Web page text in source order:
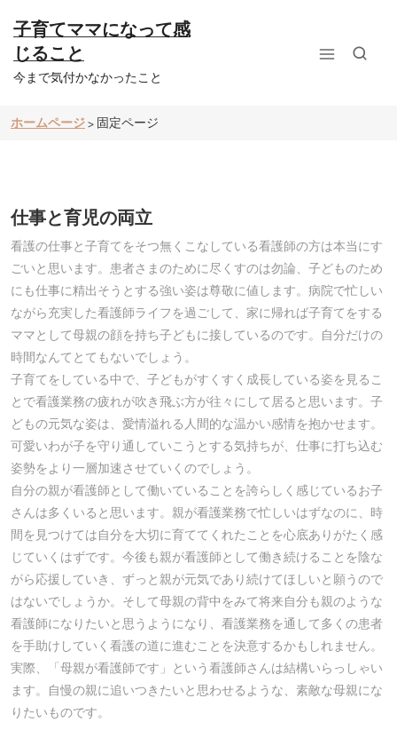
キ
子育てママになって感
じること
今まで気付かなかったこと
ホームページ> 固定ページ
仕事と育児の両立
看護の仕事と子育てをそつ無くこなしている看護師の方は本当にす
ごいと思います。患者さまのために尽くすのは勿論、子どものため
にも仕事に精出そうとする強い姿は尊敬に値します。病院で忙しい
ながら充実した看護師ライフを過ごして、家に帰れば子育てをする
ママとして母親の顔を持ち子どもに接しているのです。自分だけの
時間なんてとてもないでしょう。
子育てをしている中で、子どもがすくすく成長している姿を見るこ
とで看護業務の疲れが吹き飛ぶ方が往々にして居ると思います。子
どもの元気な姿は、愛情溢れる人間的な温かい感情を抱かせます。
可愛いわが子を守り通していこうとする気持ちが、仕事に打ち込む
姿勢をより一層加速させていくのでしょう。
自分の親が看護師として働いていることを誇らしく感じているお子
さんは多くいると思います。親が看護業務で忙しいはずなのに、時
間を見つけては自分を大切に育ててくれたことを心底ありがたく感
じていくはずです。今後も親が看護師として働き続けることを陰な
がら応援していき、ずっと親が元気であり続けてほしいと願うので
はないでしょうか。そして母親の背中をみて将来自分も親のような
看護師になりたいと思うようになり、看護業務を通して多くの患者
を手助けしていく看護の道に進むことを決意するかもしれません。
実際、「母親が看護師です」という看護師さんは結構いらっしゃい
ます。自慢の親に追いつきたいと思わせるような、素敵な母親にな
りたいものです。